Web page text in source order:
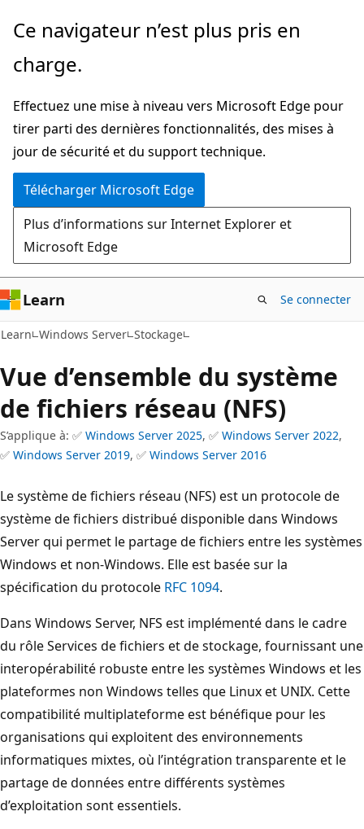
Passer
directement
au
principal
Ce navigateur n’est plus pris en
charge.
Effectuez une mise à niveau vers Microsoft Edge pour
tirer parti des dernières fonctionnalités, des mises à
jour de sécurité et du support technique.
Télécharger Microsoft Edge
Plus d’informations sur Internet Explorer et
Microsoft Edge
Learn Se connecter
Learn Windows Server Stockage
Vue d’ensemble du système
de fichiers réseau (NFS)
S’applique à: ✅ Windows Server 2025, ✅ Windows Server 2022,
✅ Windows Server 2019, ✅ Windows Server 2016
Le système de fichiers réseau (NFS) est un protocole de
système de fichiers distribué disponible dans Windows
Server qui permet le partage de fichiers entre les systèmes
Windows et non-Windows. Elle est basée sur la
spécification du protocole RFC 1094.
Dans Windows Server, NFS est implémenté dans le cadre
du rôle Services de fichiers et de stockage, fournissant une
interopérabilité robuste entre les systèmes Windows et les
plateformes non Windows telles que Linux et UNIX. Cette
compatibilité multiplateforme est bénéfique pour les
organisations qui exploitent des environnements
informatiques mixtes, où l’intégration transparente et le
partage de données entre différents systèmes
d’exploitation sont essentiels.